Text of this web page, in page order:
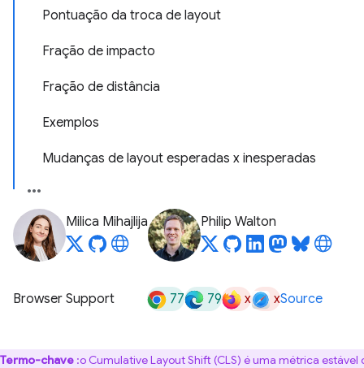
Pontuação da troca de layout
Fração de impacto
Fração de distância
Exemplos
Mudanças de layout esperadas x inesperadas
Milica Mihajlija Philip Walton
Browser Support 77 79 x xSource
Termo-chave :o Cumulative Layout Shift (CLS) é uma métrica estável